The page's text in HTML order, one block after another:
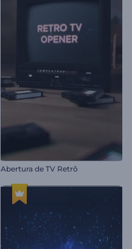
Abertura de TV Retrô